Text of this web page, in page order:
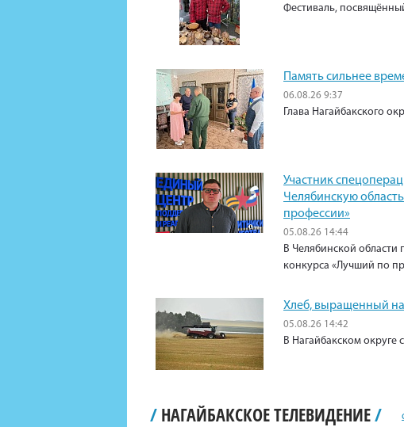
Фестиваль,
Память сильнее
06.08.26 9:37
Глава Нагайбакского
Участник
Челябинскую
профессии»
05.08.26 14:44
В Челябинской области
конкурса «Лучший по
Хлеб, выращенный
05.08.26 14:42
В Нагайбакском округе
/ НАГАЙБАКСКОЕ ТЕЛЕВИДЕНИЕ/